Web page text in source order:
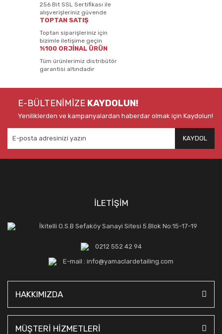
256 Bit SSL Sertifikası ile
alışverişleriniz güvende
TOPTAN SATIŞ
Toptan siparişleriniz için
bizimle iletişime geçin
%100 ORJİNAL ÜRÜN
Tüm ürünlerimiz distribütör
garantisi altındadır
E-BÜLTENİMİZE KAYDOLUN!
Yeniliklerden ve kampanyalardan haberdar olmak için Kaydolun!
KAYDOL
İLETİŞİM
İkitelli O.S.B Sefaköy Sanayi Sitesi 5.Blok No:15-17-19
0212 552 42 94
E-mail : info@yamaclardetailing.com
HAKKIMIZDA
MÜŞTERİ HİZMETLERİ